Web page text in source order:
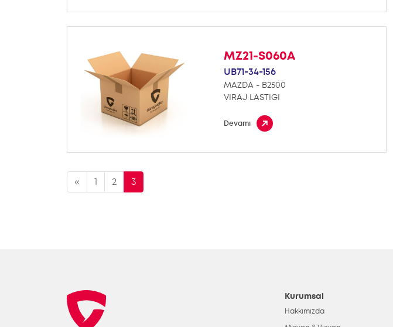
MZ21-S060A
UB71-34-156
MAZDA - B2500
VIRAJ LASTIGI
Devamı
« 1 2 3
Kurumsal
Hakkımızda